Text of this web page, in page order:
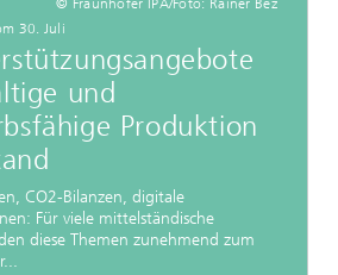
© Fraunhofer IPA/Foto: Rainer Bez
30. Juli
und
Produktion
CO2-Bilanzen, digitale
Für viele mittelständische
diese Themen zunehmend zum